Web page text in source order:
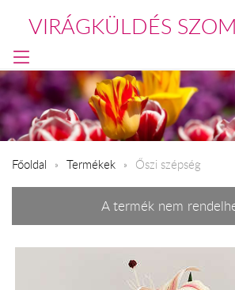
VIRÁGKÜLDÉS
Főoldal Termékek Őszi szépség
A termék nem